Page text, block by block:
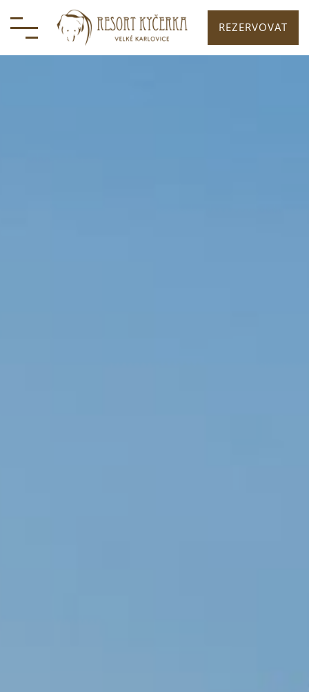
REZERVOVAT